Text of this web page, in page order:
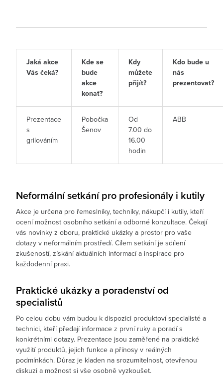
Jaká akce
Vás čeká?
Kde se
bude
akce
konat?
Kdy
můžete
přijít?
Kdo bude u
nás
prezentovat?
Prezentace
s
grilováním
Pobočka
Šenov
Od
7.00 do
16.00
hodin
ABB
Neformální setkání pro profesionály i kutily
Akce je určena pro řemeslníky, techniky, nákupčí i kutily, kteří
ocení možnost osobního setkání a odborné konzultace. Čekají
vás novinky z oboru, praktické ukázky a prostor pro vaše
dotazy v neformálním prostředí. Cílem setkání je sdílení
zkušeností, získání aktuálních informací a inspirace pro
každodenní praxi.
Praktické ukázky a poradenství od
specialistů
Po celou dobu vám budou k dispozici produktoví specialisté a
technici, kteří předají informace z první ruky a poradí s
konkrétními dotazy. Prezentace jsou zaměřené na praktické
využití produktů, jejich funkce a přínosy v reálných
podmínkách. Důraz je kladen na srozumitelnost, otevřenou
diskuzi a možnost si vše osobně vyzkoušet.